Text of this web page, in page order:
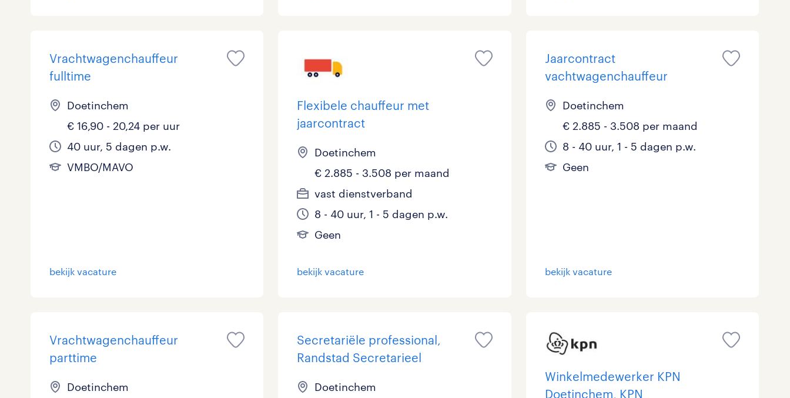
Vrachtwagenchauffeur
fulltime
Doetinchem
€ 16,90 - 20,24 per uur
40 uur, 5 dagen p.w.
VMBO/MAVO
bekijk vacature
Flexibele chauffeur met
jaarcontract
Doetinchem
€ 2.885 - 3.508 per maand
vast dienstverband
8 - 40 uur, 1 - 5 dagen p.w.
Geen
bekijk vacature
Jaarcontract
vachtwagenchauffeur
Doetinchem
€ 2.885 - 3.508 per maand
8 - 40 uur, 1 - 5 dagen p.w.
Geen
bekijk vacature
Vrachtwagenchauffeur
parttime
Doetinchem
Secretariële professional,
Randstad Secretarieel
Doetinchem
Winkelmedewerker KPN
Doetinchem, KPN